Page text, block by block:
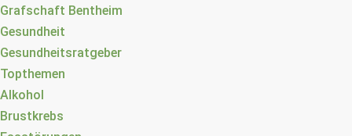
Grafschaft Bentheim
Gesundheit
Gesundheitsratgeber
Topthemen
Alkohol
Brustkrebs